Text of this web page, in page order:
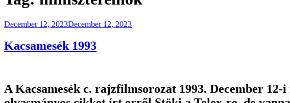
Posted
December 12, 2023December 12, 2023
Kacsamesék 1993
A Kacsamesék c. rajzfilmsorozat 1993. December